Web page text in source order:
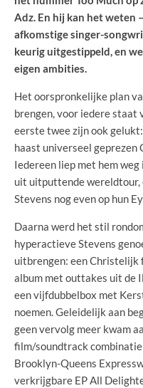
Adz. En hij kan het weten
afkomstige singer-
keurig uitgestippeld, en
eigen ambities.
Het oorspronkelijke plan
brengen, voor iedere staat
eerste twee zijn ook
haast universeel geprezen
Iedereen liep met hem
uit uitputtende wereldtour,
Stevens nog even op hun
Daarna werd het stil
hyperactieve Stevens
uitbrengen: een Christelijk
album met outtakes uit de
een vijfdubbelbox met
noemen. Geleidelijk aan
geen vervolg meer kwam
film/soundtrack
Brooklyn-Queens
verkrijgbare EP All